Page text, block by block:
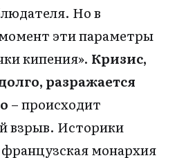
Но в
эти параметры
кипения». Кризис,
разражается
– происходит
взрыв. Историки
монархия